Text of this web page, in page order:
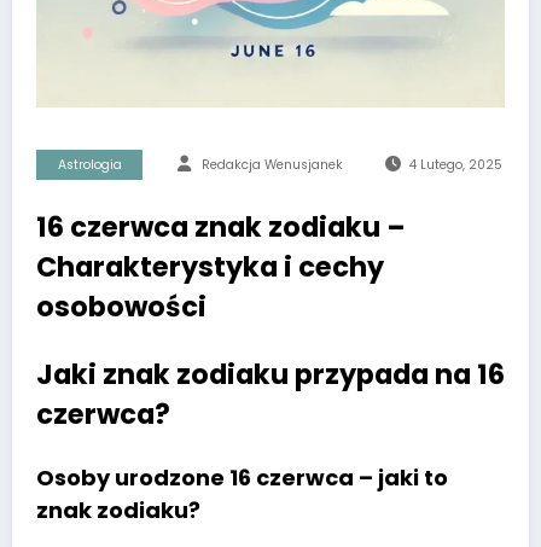
Astrologia Redakcja Wenusjanek 4 Lutego, 2025
16 czerwca znak zodiaku –
Charakterystyka i cechy
osobowości
Jaki znak zodiaku przypada na 16
czerwca?
Osoby urodzone 16 czerwca – jaki to
znak zodiaku?